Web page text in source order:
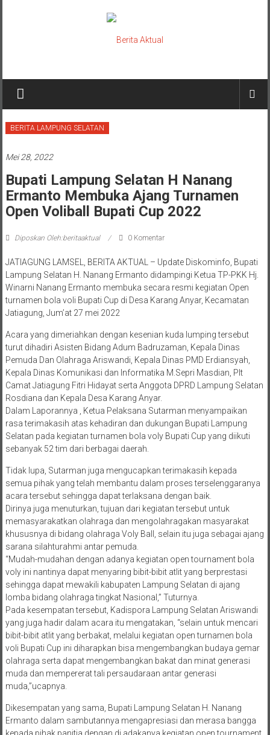
Berita
Aktual
berita
BERITA LAMPUNG SELATAN
Mei 28, 2022
Bupati Lampung Selatan H Nanang
Ermanto Membuka Ajang Turnamen
Open Voliball Bupati Cup 2022
Diposkan Oleh:beritaaktual 0 Komentar
JATIAGUNG LAMSEL, BERITA AKTUAL – Update Diskominfo, Bupati
Lampung Selatan H. Nanang Ermanto didampingi Ketua TP-PKK Hj.
Winarni Nanang Ermanto membuka secara resmi kegiatan Open
turnamen bola voli Bupati Cup di Desa Karang Anyar, Kecamatan
Jatiagung, Jum’at 27 mei 2022
Acara yang dimeriahkan dengan kesenian kuda lumping tersebut
turut dihadiri Asisten Bidang Adum Badruzaman, Kepala Dinas
Pemuda Dan Olahraga Ariswandi, Kepala Dinas PMD Erdiansyah,
Kepala Dinas Komunikasi dan Informatika M.Sepri Masdian, Plt
Camat Jatiagung Fitri Hidayat serta Anggota DPRD Lampung Selatan
Rosdiana dan Kepala Desa Karang Anyar.
Dalam Laporannya , Ketua Pelaksana Sutarman menyampaikan
rasa terimakasih atas kehadiran dan dukungan Bupati Lampung
Selatan pada kegiatan turnamen bola voly Bupati Cup yang diikuti
sebanyak 52 tim dari berbagai daerah.
Tidak lupa, Sutarman juga mengucapkan terimakasih kepada
semua pihak yang telah membantu dalam proses terselenggaranya
acara tersebut sehingga dapat terlaksana dengan baik.
Dirinya juga menuturkan, tujuan dari kegiatan tersebut untuk
memasyarakatkan olahraga dan mengolahragakan masyarakat
khususnya di bidang olahraga Voly Ball, selain itu juga sebagai ajang
sarana silahturahmi antar pemuda.
“Mudah-mudahan dengan adanya kegiatan open tournament bola
voly ini nantinya dapat menyaring bibit-bibit atlit yang berprestasi
sehingga dapat mewakili kabupaten Lampung Selatan di ajang
lomba bidang olahraga tingkat Nasional,” Tuturnya.
Pada kesempatan tersebut, Kadispora Lampung Selatan Ariswandi
yang juga hadir dalam acara itu mengatakan, “selain untuk mencari
bibit-bibit atlit yang berbakat, melalui kegiatan open turnamen bola
voli Bupati Cup ini diharapkan bisa mengembangkan budaya gemar
olahraga serta dapat mengembangkan bakat dan minat generasi
muda dan mempererat tali persaudaraan antar generasi
muda,”ucapnya.
Dikesempatan yang sama, Bupati Lampung Selatan H. Nanang
Ermanto dalam sambutannya mengapresiasi dan merasa bangga